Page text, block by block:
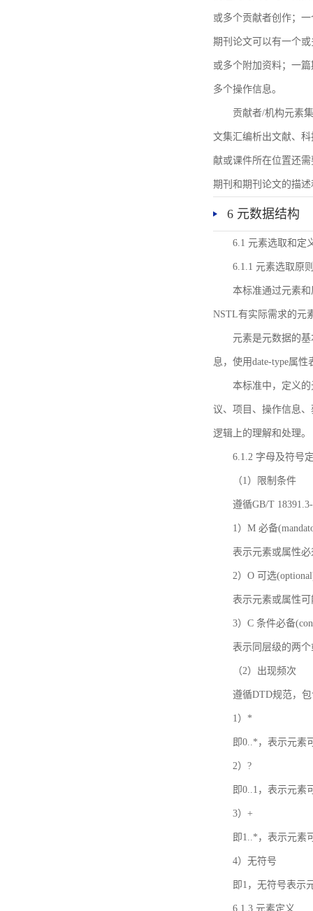
或多个贡献者创作；
期刊论文可以有一个
或多个附加资料；一
多个操作信息。
贡献者/机构元素
文集汇编析出文献、
献或课件所在位置还
期刊和期刊论文的描
6 元数据结构
6.1 元素选取和定
6.1.1 元素选取原
本标准通过元素
NSTL有实际需求的元
元素是元数据的
息，使用date-type属
本标准中，定义
议、项目、操作信息
逻辑上的理解和处理。
6.1.2 字母及符号
（1）限制条件
遵循GB/T
1）M 必备
表示元素或属性
2）O 可选
表示元素或属性
3）C 条件必备
表示同层级的两
（2）出现频次
遵循DTD规范，
1）*
即0..*，表示元素
2）?
即0..1，表示元素
3）+
即1..*，表示元素
4）无符号
即1，无符号表示
6.1.3 元素定义